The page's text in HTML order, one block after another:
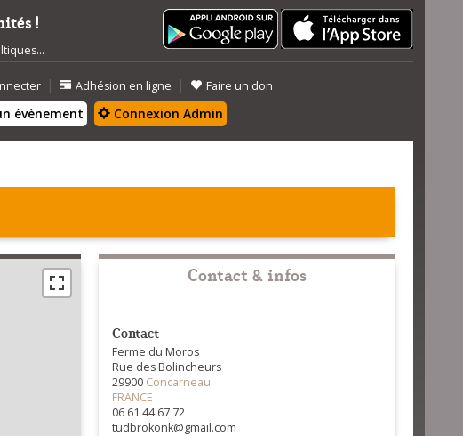
!
| Adhésion en ligne | Faire un don
évènement Connexion Admin
Contact & infos
Contact
Ferme du Moros
Rue des Bolincheurs
29900 Concarneau
FRANCE
06 61 44 67 72
tudbrokonk@gmail.com